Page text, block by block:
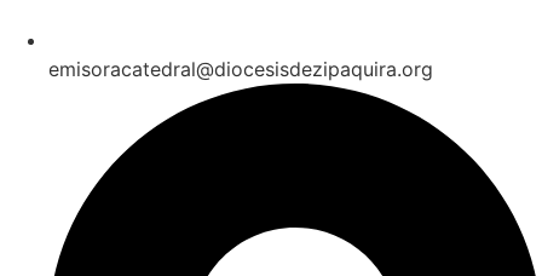
emisoracatedral@diocesisdezipaquira.org